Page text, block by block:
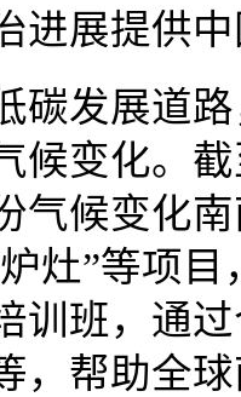
进展提供
碳发展道
候变化。
气候变化
灶”等项
训班，通
，帮助全